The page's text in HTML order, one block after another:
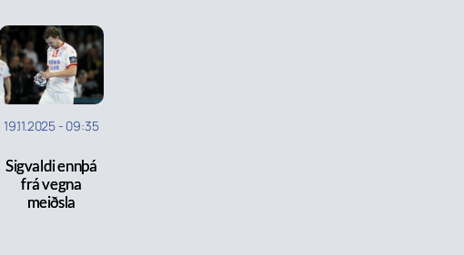
19.11.2025 - 09:35
Sigvaldi ennþá
frá vegna
meiðsla